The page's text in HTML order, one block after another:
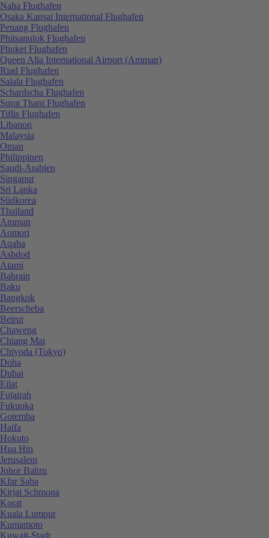
Naha Flughafen
Osaka Kansai International Flughafen
Penang Flughafen
Phitsanulok Flughafen
Phuket Flughafen
Queen Alia International Airport (Amman)
Riad Flughafen
Salala Flughafen
Schardscha Flughafen
Surat Thani Flughafen
Tiflis Flughafen
Libanon
Malaysia
Oman
Philippinen
Saudi-Arabien
Singapur
Sri Lanka
Südkorea
Thailand
Amman
Aomori
Aqaba
Ashdod
Atami
Bahrain
Baku
Bangkok
Beerscheba
Beirut
Chaweng
Chiang Mai
Chiyoda (Tokyo)
Doha
Dubai
Eilat
Fujairah
Fukuoka
Gotemba
Haifa
Hokuto
Hua Hin
Jerusalem
Johor Bahru
Kfar Saba
Kirjat Schmona
Korat
Kuala Lumpur
Kumamoto
Kuwait-Stadt